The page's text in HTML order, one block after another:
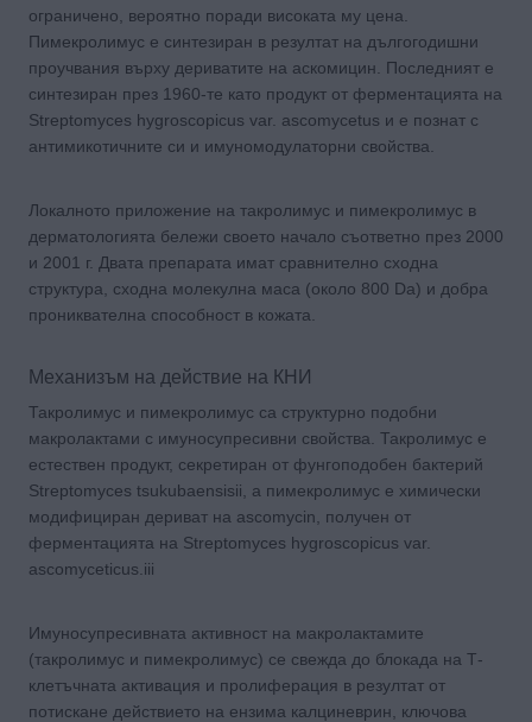
ограничено, вероятно поради високата му цена.
Пимекролимус е синтезиран в резултат на дългогодишни
проучвания върху дериватите на аскомицин. Последният е
синтезиран през 1960-те като продукт от ферментацията на
Streptomyces hygroscopicus var. ascomycetus и е познат с
антимикотичните си и имуномодулаторни свойства.
Локалното приложение на такролимус и пимекролимус в
дерматологията бележи своето начало съответно през 2000
и 2001 г. Двата препарата имат сравнително сходна
структура, сходна молекулна маса (около 800 Da) и добра
прониквателна способност в кожата.
Механизъм на действие на КНИ
Такролимус и пимекролимус са структурно подобни
макролактами с имуносупресивни свойства. Такролимус е
естествен продукт, секретиран от фунгоподобен бактерий
Streptomyces tsukubaensisii, а пимекролимус е химически
модифициран дериват на ascomycin, получен от
ферментацията на Streptomyces hygroscopicus var.
ascomyceticus.iii
Имуносупресивната активност на макролактамите
(такролимус и пимекролимус) се свежда до блокада на Т-
клетъчната активация и пролиферация в резултат от
потискане действието на ензима калциневрин, ключова